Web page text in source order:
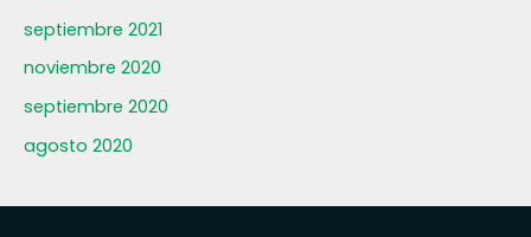
septiembre 2021
noviembre 2020
septiembre 2020
agosto 2020